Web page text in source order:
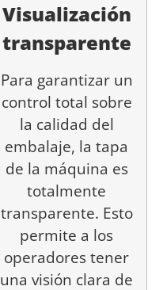
Visualización
transparente
Para garantizar un
control total sobre
la calidad del
embalaje, la tapa
de la máquina es
totalmente
transparente. Esto
permite a los
operadores tener
una visión clara de